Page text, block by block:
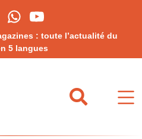
: toute l’actualité du
5 langues